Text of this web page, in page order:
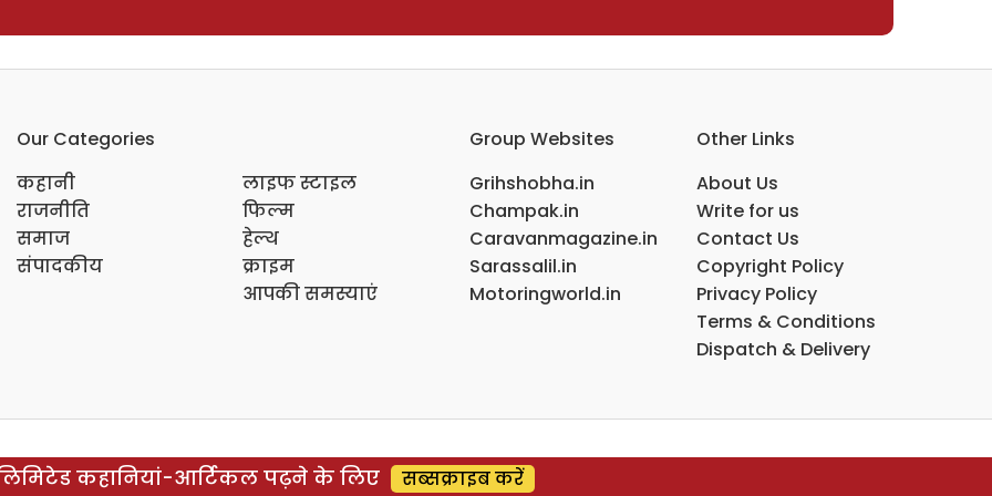
Our Categories
कहानी
राजनीति
समाज
संपादकीय
लाइफ स्टाइल
फिल्म
हेल्थ
क्राइम
आपकी समस्याएं
Group Websites
Grihshobha.in
Champak.in
Caravanmagazine.in
Sarassalil.in
Motoringworld.in
Other Links
About Us
Write for us
Contact Us
Copyright Policy
Privacy Policy
Terms & Conditions
Dispatch & Delivery
कहानियां-आर्टिकल पढ़ने के लिए सब्सक्राइब करें